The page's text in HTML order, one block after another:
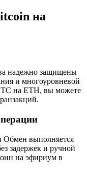
на
надежно защищены
и многоуровневой
на ETH, вы можете
Обмен выполняется
задержек и ручной
на эфириум в